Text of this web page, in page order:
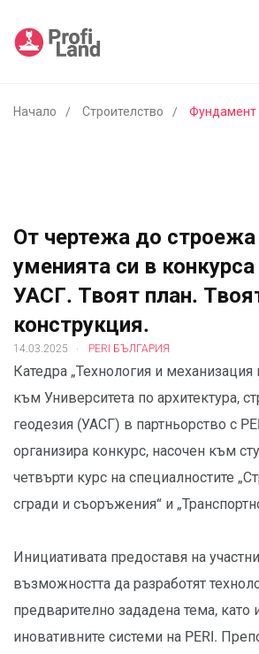
Начало Строителство Фундамент
От чертежа до
уменията си в конкурса
УАСГ. Твоят план.
конструкция.
14.03.2025 . PERI БЪЛГАРИЯ
Катедра „Технология и механизация
към Университета по архитектура,
геодезия (УАСГ) в партньорство с
организира конкурс, насочен към
четвърти курс на специалностите
сгради и съоръжения“ и
Инициативата предоставя на
възможността да разработят
предварително зададена тема, като
иновативните системи на PERI.